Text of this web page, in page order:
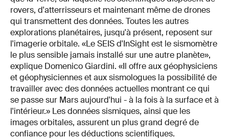
rovers, d'atterrisseurs et maintenant même de drones
qui transmettent des données. Toutes les autres
explorations planétaires, jusqu'à présent, reposent sur
l'imagerie orbitale. «Le SEIS d'InSight est le sismomètre
le plus sensible jamais installé sur une autre planète»,
explique Domenico Giardini. «Il offre aux géophysiciens
et géophysiciennes et aux sismologues la possibilité de
travailler avec des données actuelles montrant ce qui
se passe sur Mars aujourd'hui - à la fois à la surface et à
l'intérieur.» Les données sismiques, ainsi que les
images orbitales, assurent un plus grand degré de
confiance pour les déductions scientifiques.